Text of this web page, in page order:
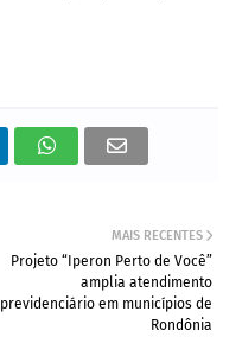
MAIS RECENTES
Projeto “Iperon Perto de Você”
amplia atendimento
previdenciário em municípios de
Rondônia